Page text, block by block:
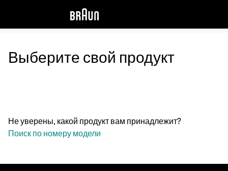
Выберите свой продукт
Не уверены, какой продукт вам принадлежит?
Поиск по номеру модели